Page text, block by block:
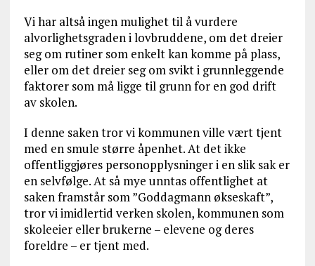
Vi har altså ingen mulighet til å vurdere
alvorlighetsgraden i lovbruddene, om det dreier
seg om rutiner som enkelt kan komme på plass,
eller om det dreier seg om svikt i grunnleggende
faktorer som må ligge til grunn for en god drift
av skolen.
I denne saken tror vi kommunen ville vært tjent
med en smule større åpenhet. At det ikke
offentliggjøres personopplysninger i en slik sak er
en selvfølge. At så mye unntas offentlighet at
saken framstår som ”Goddagmann økseskaft”,
tror vi imidlertid verken skolen, kommunen som
skoleeier eller brukerne – elevene og deres
foreldre – er tjent med.